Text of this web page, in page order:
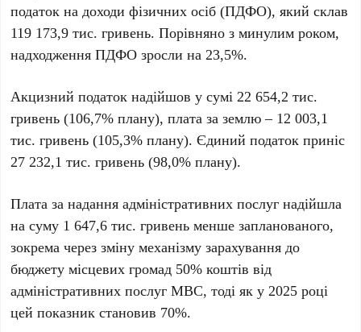
податок на доходи фізичних осіб (ПДФО), який склав
119 173,9 тис. гривень. Порівняно з минулим роком,
надходження ПДФО зросли на 23,5%.
Акцизний податок надійшов у сумі22 654,2 тис.
гривень (106,7% плану),плата за землю– 12 003,1
тис. гривень (105,3% плану).Єдиний податок приніс
27 232,1 тис. гривень (98,0% плану).
Плата за надання адміністративних послуг надійшла
на суму 1 647,6 тис. гривень менше запланованого,
зокрема через зміну механізму зарахування до
бюджету місцевих громад 50% коштів від
адміністративних послуг МВС, тоді як у 2025 році
цей показник становив 70%.